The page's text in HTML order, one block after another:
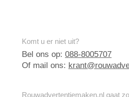
Komt u er niet uit?
Bel ons op: 088-8005707
Of mail ons:
Rouwadvertentiemaken.nl gaat